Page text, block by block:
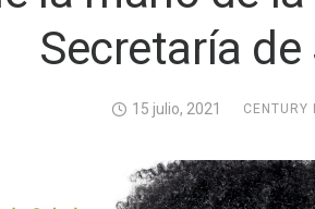
Secretaría de
15 julio, 2021 CENTURY